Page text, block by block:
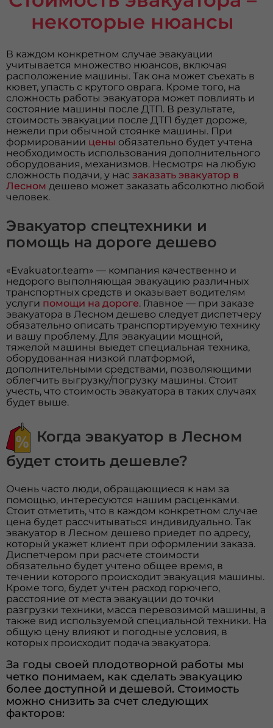
некоторые нюансы
В каждом конкретном случае эвакуации
учитывается множество нюансов, включая
расположение машины. Так она может съехать в
кювет, упасть с крутого оврага. Кроме того, на
сложность работы эвакуатора может повлиять и
состояние машины после ДТП. В результате,
стоимость эвакуации после ДТП будет дороже,
нежели при обычной стоянке машины. При
формировании цены обязательно будет учтена
необходимость использования дополнительного
оборудования, механизмов. Несмотря на любую
сложность подачи, у насзаказать эвакуатор в
Лесном дешево может заказать абсолютно любой
человек.
Эвакуатор спецтехники и
помощь на дороге дешево
«Evakuator.team» — компания качественно и
недорого выполняющая эвакуацию различных
транспортных средств и оказывает водителям
услуги помощи на дороге. Главное — при заказе
эвакуатора в Лесном дешево следует диспетчеру
обязательно описать транспортируемую технику
и вашу проблему. Для эвакуации мощной,
тяжелой машины выедет специальная техника,
оборудованная низкой платформой,
дополнительными средствами, позволяющими
облегчить выгрузку/погрузку машины. Стоит
учесть, что стоимость эвакуатора в таких случаях
будет выше.
Когда эвакуатор в Лесном
будет стоить дешевле?
Очень часто люди, обращающиеся к нам за
помощью, интересуются нашим расценками.
Стоит отметить, что в каждом конкретном случае
цена будет рассчитываться индивидуально. Так
эвакуатор в Лесном дешево приедет по адресу,
который укажет клиент при оформлении заказа.
Диспетчером при расчете стоимости
обязательно будет учтено общее время, в
течении которого происходит эвакуация машины.
Кроме того, будет учтен расход горючего,
расстояние от места эвакуации до точки
разгрузки техники, масса перевозимой машины, а
также вид используемой специальной техники. На
общую цену влияют и погодные условия, в
которых происходит подача эвакуатора.
За годы своей плодотворной работы мы
четко понимаем, как сделать эвакуацию
более доступной и дешевой. Стоимость
можно снизить за счет следующих
факторов: